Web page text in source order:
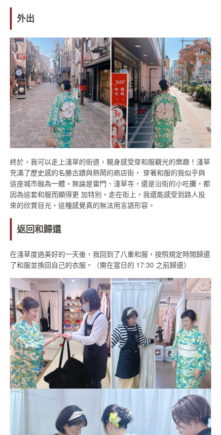
外出
終於，我可以走上淺草的街道，親身感受穿和服觀光的樂趣！淺草
充滿了歷史感的名勝古蹟與熱鬧的商店街， 穿著和服的我似乎與
這座城市融為一體。無論是雷門、淺草寺，還是沿街的小吃攤，都
因為這套和服而顯得更 加特別。走在街上，我還能感受到路人投
來的欣賞目光，這種感覺真的無法用言語形容。
返回和歸還
在淺草度過美好的一天後，我回到了八重和服，按照規定時間歸還
了和服並換回自己的衣服。（需在當日的 17:30 之前歸還）